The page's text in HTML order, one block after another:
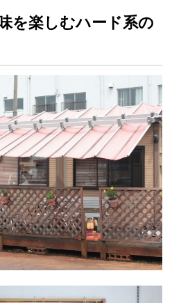
を楽しむハード系の